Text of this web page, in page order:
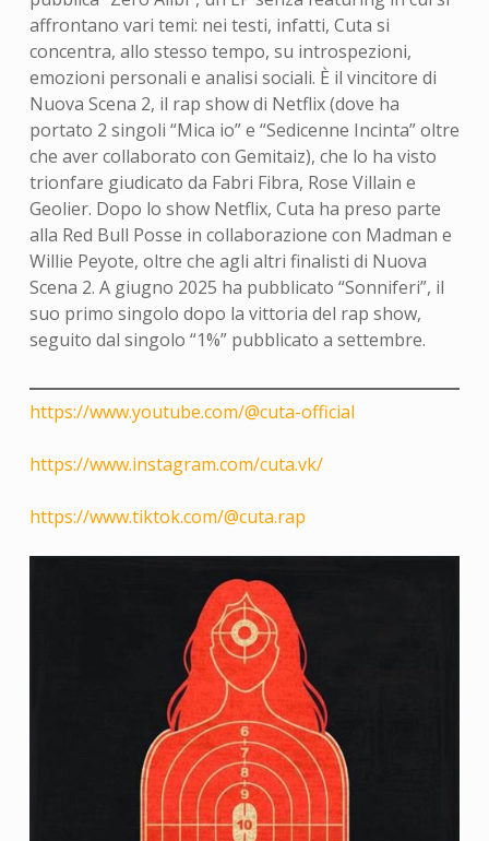
affrontano vari temi: nei testi, infatti, Cuta si
concentra, allo stesso tempo, su introspezioni,
emozioni personali e analisi sociali. È il vincitore di
Nuova Scena 2, il rap show di Netflix (dove ha
portato 2 singoli “Mica io” e “Sedicenne Incinta” oltre
che aver collaborato con Gemitaiz), che lo ha visto
trionfare giudicato da Fabri Fibra, Rose Villain e
Geolier. Dopo lo show Netflix, Cuta ha preso parte
alla Red Bull Posse in collaborazione con Madman e
Willie Peyote, oltre che agli altri finalisti di Nuova
Scena 2. A giugno 2025 ha pubblicato “Sonniferi”, il
suo primo singolo dopo la vittoria del rap show,
seguito dal singolo “1%” pubblicato a settembre.
https://www.youtube.com/@cuta-official
https://www.instagram.com/cuta.vk/
https://www.tiktok.com/@cuta.rap